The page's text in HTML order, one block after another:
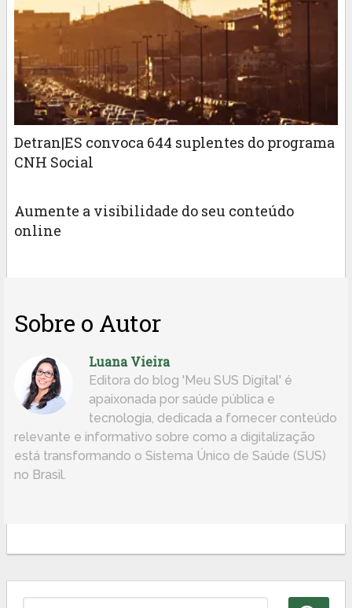
Detran|ES convoca 644 suplentes do programa
CNH Social
Aumente a visibilidade do seu conteúdo
online
Sobre o Autor
Luana Vieira
Editora do blog 'Meu SUS Digital' é
apaixonada por saúde pública e
tecnologia, dedicada a fornecer conteúdo
relevante e informativo sobre como a digitalização
está transformando o Sistema Único de Saúde (SUS)
no Brasil.